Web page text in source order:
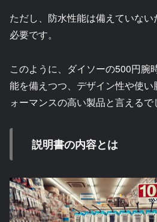
ただし、防水性能は備えていな
必要です。
このように、ダイソーの500円腕
能を備えつつ、デザイン性や使
ォーマンスの高い製品と言えるで
説明書の内容とは